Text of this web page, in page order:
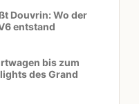
Douvrin: Wo der
entstand
bis zum
des Grand